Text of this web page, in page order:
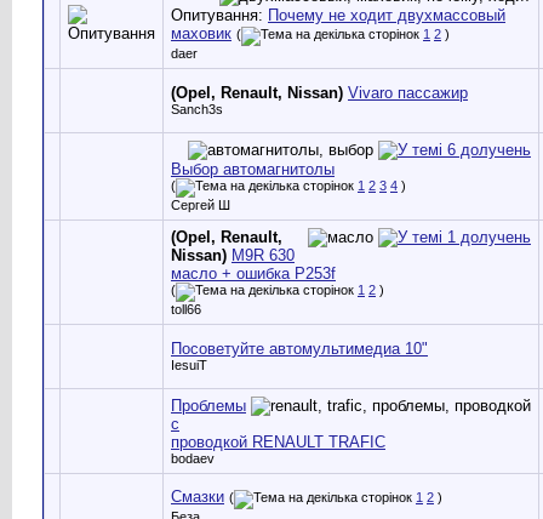
Опитування: Почему не ходит двухмассовый
маховик ( 1 2 )
daer
(Opel, Renault, Nissan) Vivaro пассажир
Sanch3s
Выбор автомагнитолы
( 1 2 3 4 )
Сергей Ш
(Opel, Renault,
Nissan) M9R 630
масло + ошибка P253f
( 1 2 )
toll66
Посоветуйте автомультимедиа 10"
IesuiT
Проблемы
с
проводкой RENAULT TRAFIC
bodaev
Смазки ( 1 2 )